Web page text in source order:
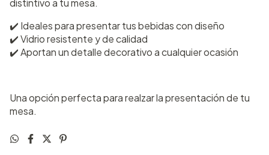
distintivo a tu mesa.
✔️ Ideales para presentar tus bebidas con diseño
✔️ Vidrio resistente y de calidad
✔️ Aportan un detalle decorativo a cualquier ocasión
Una opción perfecta para realzar la presentación de tu
mesa.